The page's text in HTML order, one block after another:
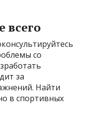
всего
со
за
Найти
в спортивных